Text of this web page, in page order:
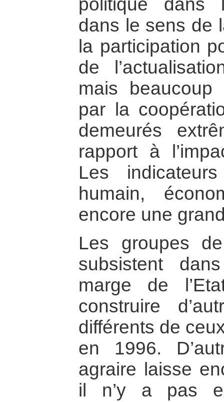
politique dans
dans le sens de
la participation
de
mais
par la
demeurés
rapport à
Les
humain,
encore une
Les groupes
subsistent
marge de
construire
différents de
en 1996.
agraire laisse
il n’y a pas